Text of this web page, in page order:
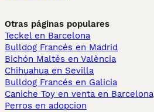
Otras páginas populares
Teckel en Barcelona
Bulldog Francés en Madrid
Bichón Maltés en València
Chihuahua en Sevilla
Bulldog Francés en Galicia
Caniche Toy en venta en Barcelona
Perros en adopcion